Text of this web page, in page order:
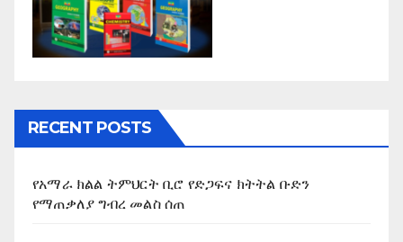
RECENT POSTS
የአማራ ክልል ትምህርት ቢሮ የድጋፍና ክትትል ቡድን
የማጠቃለያ ግብረ መልስ ሰጠ